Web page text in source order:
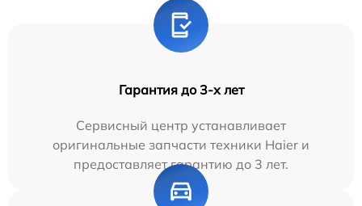
Гарантия до 3-х лет
Сервисный центр устанавливает
оригинальные запчасти техники Haier и
предоставляет гарантию до 3 лет.